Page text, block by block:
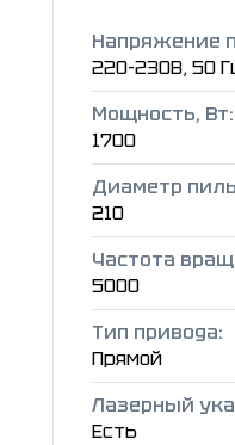
Напряжение
220-230В, 50
Мощность, Вт:
1700
Диаметр
210
Частота
5000
Тип привода:
Прямой
Лазерный
Есть